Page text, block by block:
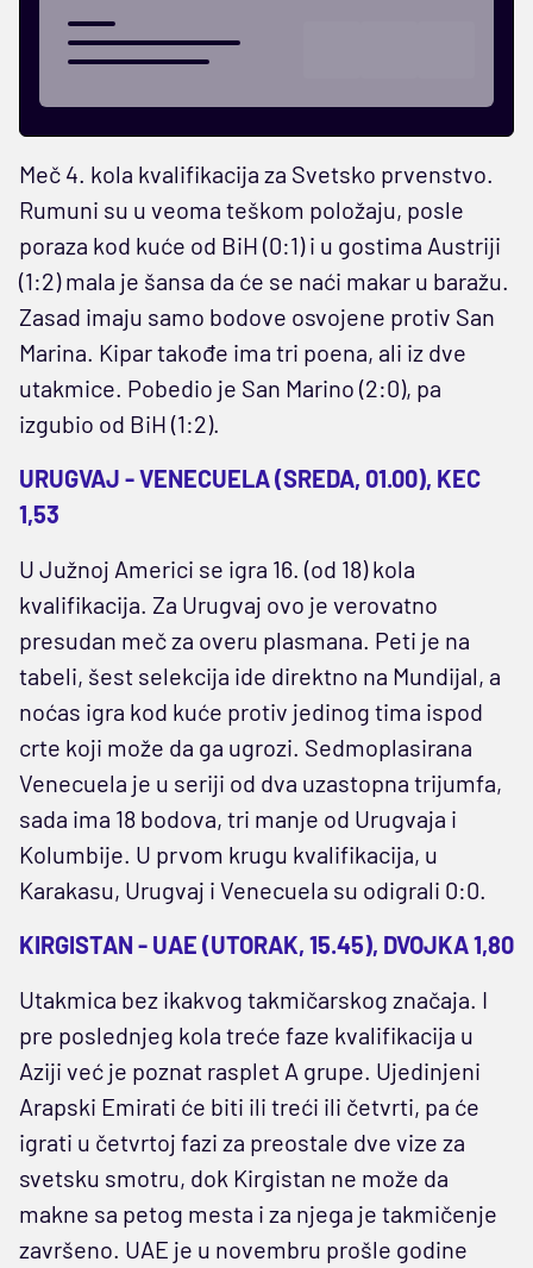
Meč 4. kola kvalifikacija za Svetsko prvenstvo.
Rumuni su u veoma teškom položaju, posle
poraza kod kuće od BiH (0:1) i u gostima Austriji
(1:2) mala je šansa da će se naći makar u baražu.
Zasad imaju samo bodove osvojene protiv San
Marina. Kipar takođe ima tri poena, ali iz dve
utakmice. Pobedio je San Marino (2:0), pa
izgubio od BiH (1:2).
URUGVAJ - VENECUELA (SREDA, 01.00), KEC
1,53
U Južnoj Americi se igra 16. (od 18) kola
kvalifikacija. Za Urugvaj ovo je verovatno
presudan meč za overu plasmana. Peti je na
tabeli, šest selekcija ide direktno na Mundijal, a
noćas igra kod kuće protiv jedinog tima ispod
crte koji može da ga ugrozi. Sedmoplasirana
Venecuela je u seriji od dva uzastopna trijumfa,
sada ima 18 bodova, tri manje od Urugvaja i
Kolumbije. U prvom krugu kvalifikacija, u
Karakasu, Urugvaj i Venecuela su odigrali 0:0.
KIRGISTAN - UAE (UTORAK, 15.45), DVOJKA 1,80
Utakmica bez ikakvog takmičarskog značaja. I
pre poslednjeg kola treće faze kvalifikacija u
Aziji već je poznat rasplet A grupe. Ujedinjeni
Arapski Emirati će biti ili treći ili četvrti, pa će
igrati u četvrtoj fazi za preostale dve vize za
svetsku smotru, dok Kirgistan ne može da
makne sa petog mesta i za njega je takmičenje
završeno. UAE je u novembru prošle godine